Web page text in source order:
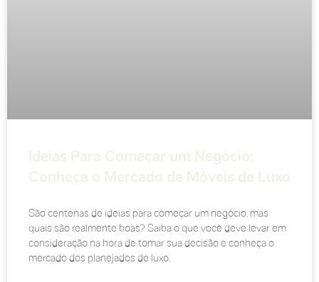
Ideias Para Começar um Negócio:
Conheça o Mercado de Móveis de Luxo
São centenas de ideias para começar um negócio, mas
quais são realmente boas? Saiba o que você deve levar em
consideração na hora de tomar sua decisão e conheça o
mercado dos planejados de luxo.